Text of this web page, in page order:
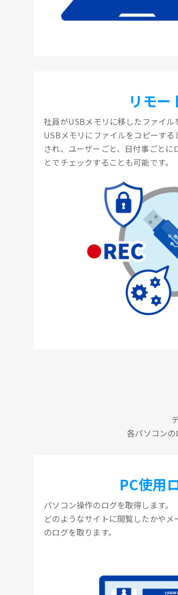
リモー
社員がUSBメモリに移したファイル
USBメモリにファイルをコピーす
され、ユーザーごと、日付事ごと
とでチェックすることも可能です。
各パソコン
PC使用
パソコン操作のログを取得します。
どのようなサイトに閲覧したかや
のログを取ります。